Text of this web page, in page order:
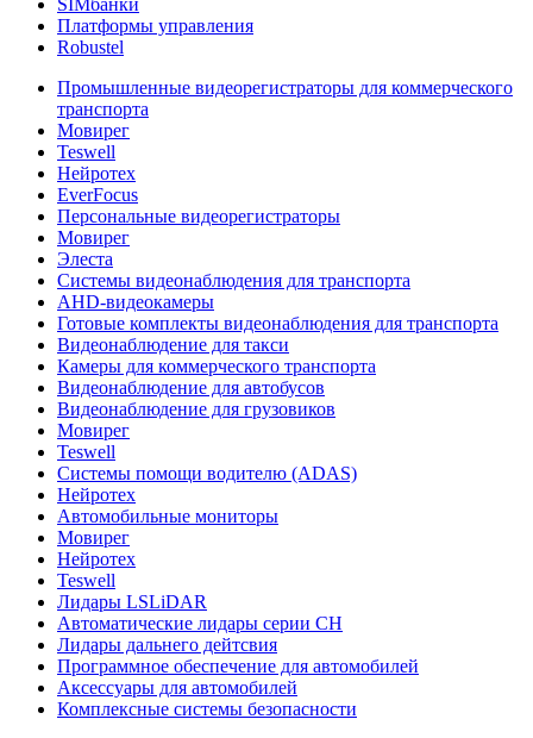
SIMбанки
Платформы управления
Robustel
Промышленные видеорегистраторы для коммерческого
транспорта
Мовирег
Teswell
Нейротех
EverFocus
Персональные видеорегистраторы
Мовирег
Элеста
Системы видеонаблюдения для транспорта
AHD-видеокамеры
Готовые комплекты видеонаблюдения для транспорта
Видеонаблюдение для такси
Камеры для коммерческого транспорта
Видеонаблюдение для автобусов
Видеонаблюдение для грузовиков
Мовирег
Teswell
Системы помощи водителю (ADAS)
Нейротех
Автомобильные мониторы
Мовирег
Нейротех
Teswell
Лидары LSLiDAR
Автоматические лидары серии CH
Лидары дальнего дейтсвия
Программное обеспечение для автомобилей
Аксессуары для автомобилей
Комплексные системы безопасности